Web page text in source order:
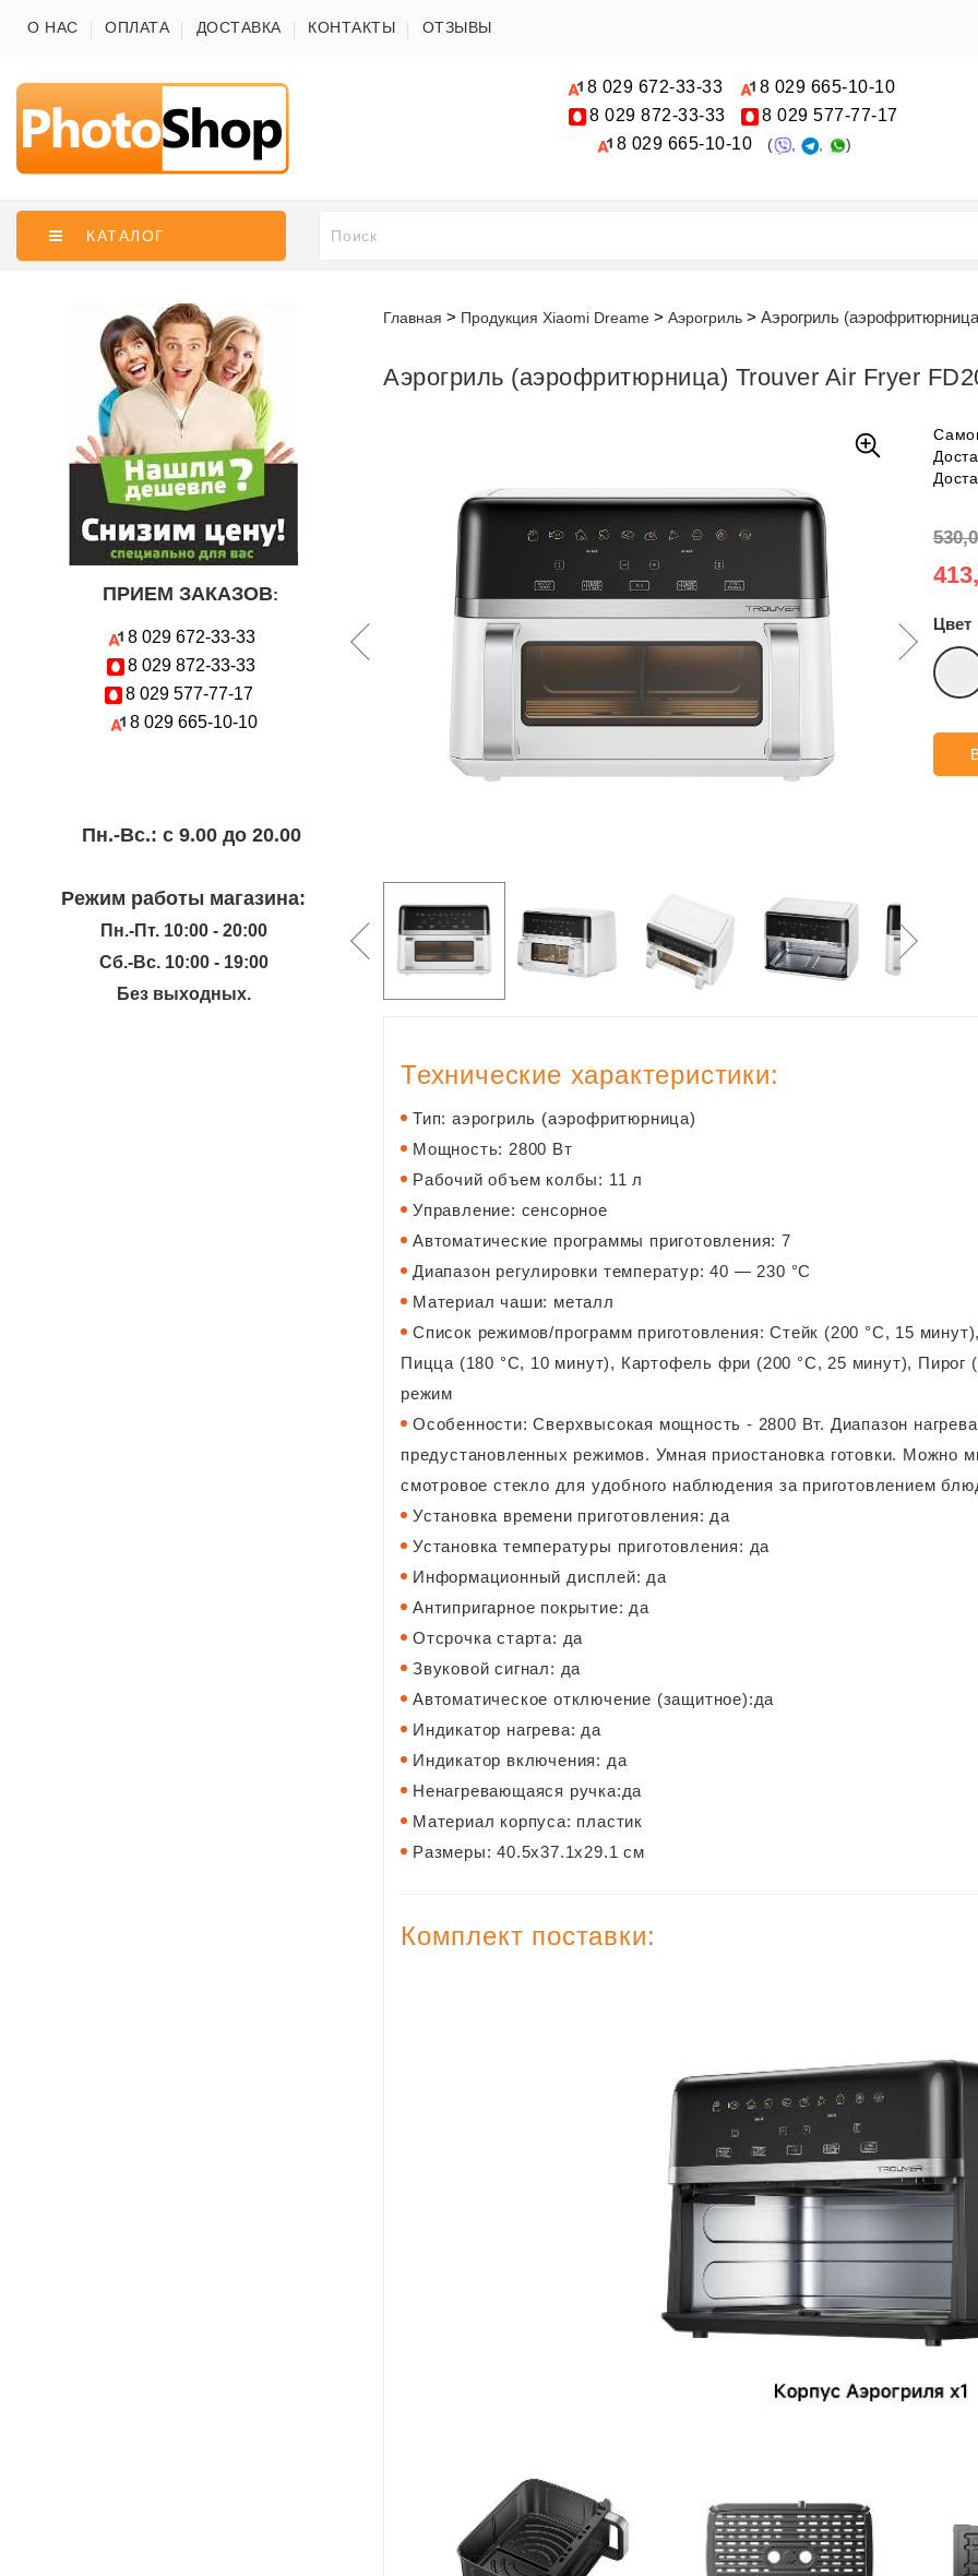
О НАС ОПЛАТА ДОСТАВКА КОНТАКТЫ ОТЗЫВЫ
8 029 672-33-33 8 029 665-10-10
8 029 872-33-33 8 029 577-77-17
8 029 665-10-10 ( , , )
КАТАЛОГ
Главная Продукция Xiaomi Dreame Аэрогриль Аэрогриль
Аэрогриль (аэрофритюрница) Trouver Air Fryer
Цвет
Технические характеристики:
Тип: аэрогриль (аэрофритюрница)
Мощность: 2800 Вт
Рабочий объем колбы: 11 л
Управление: сенсорное
Автоматические программы приготовления: 7
Диапазон регулировки температур: 40 — 230 °C
Материал чаши: металл
Список режимов/программ приготовления: Стейк (200 °C, 15
Пицца (180 °C, 10 минут), Картофель фри (200 °C, 25 минут),
режим
Особенности: Сверхвысокая мощность - 2800 Вт. Диапазон
предустановленных режимов. Умная приостановка готовки. Можно
смотровое стекло для удобного наблюдения за приготовлением
Установка времени приготовления: да
Установка температуры приготовления: да
Информационный дисплей: да
Антипригарное покрытие: да
Отсрочка старта: да
Звуковой сигнал: да
Автоматическое отключение (защитное):да
Индикатор нагрева: да
Индикатор включения: да
Ненагревающаяся ручка:да
Материал корпуса: пластик
Размеры: 40.5х37.1х29.1 см
Комплект поставки:
ПРИЕМ ЗАКАЗОВ:
8 029 672-33-33
8 029 872-33-33
8 029 577-77-17
8 029 665-10-10
Пн.-Вc.: с 9.00 до 20.00
Режим работы магазина:
Пн.-Пт. 10:00 - 20:00
Сб.-Вс. 10:00 - 19:00
Без выходных.